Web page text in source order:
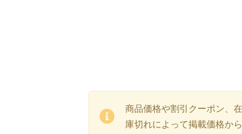
商品価格や割引クーポン、
庫切れによって掲載価格か